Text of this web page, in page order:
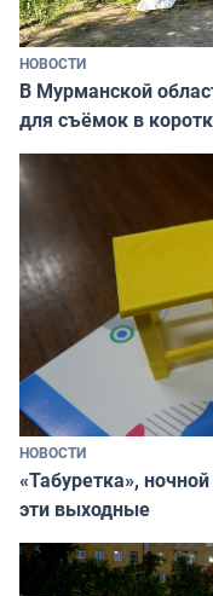
НОВОСТИ
В Мурманской
для съёмок в
НОВОСТИ
«Табуретка»,
эти выходные